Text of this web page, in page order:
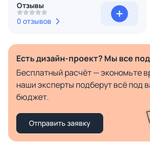
Отзывы
0 отзывов
Есть дизайн-проект? Мы все
Бесплатный расчёт — экономьте
наши эксперты подберут всё под
бюджет.
Отправить заявку